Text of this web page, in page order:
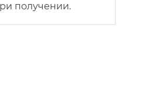
получении.